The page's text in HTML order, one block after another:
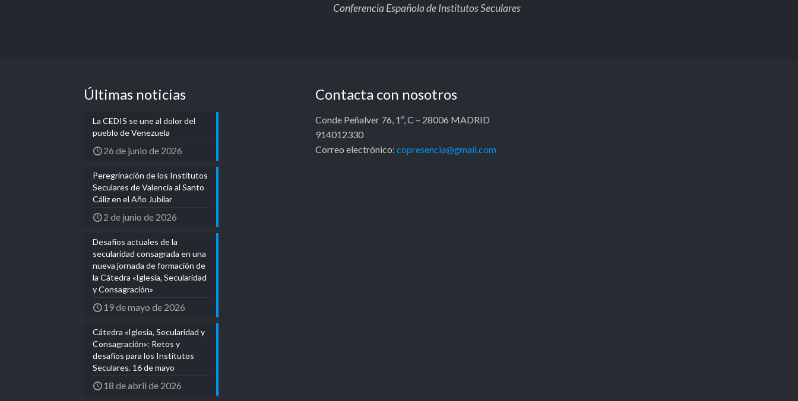
Conferencia Española de Institutos Seculares
Últimas noticias
La CEDIS se une al dolor del
pueblo de Venezuela
26 de junio de 2026
Peregrinación de los Institutos
Seculares de Valencia al Santo
Cáliz en el Año Jubilar
2 de junio de 2026
Desafíos actuales de la
secularidad consagrada en una
nueva jornada de formación de
la Cátedra «Iglesia, Secularidad
y Consagración»
19 de mayo de 2026
Cátedra «Iglesia, Secularidad y
Consagración»: Retos y
desafíos para los Institutos
Seculares. 16 de mayo
18 de abril de 2026
Contacta con nosotros
Conde Peñalver 76, 1º, C – 28006 MADRID
914012330
Correo electrónico: copresencia@gmail.com